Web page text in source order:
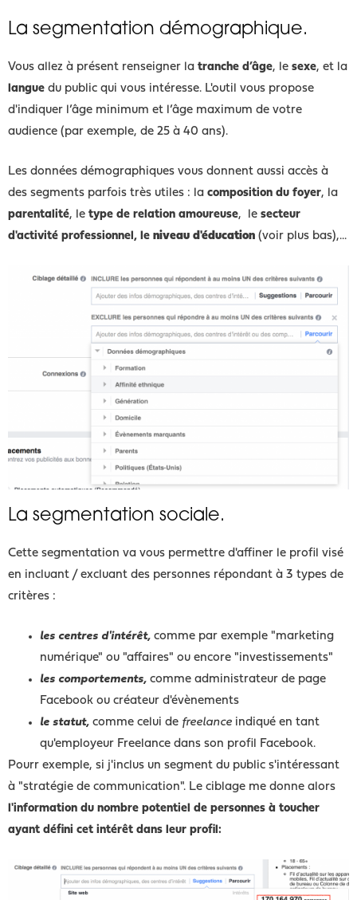
La segmentation démographique.
Vous allez à présent renseigner la tranche d’âge, le sexe, et la
langue du public qui vous intéresse. L'outil vous propose
d'indiquer l’âge minimum et l’âge maximum de votre
audience (par exemple, de 25 à 40 ans).
Les données démographiques vous donnent aussi accès à
des segments parfois très utiles : la composition du foyer, la
parentalité, le type de relation amoureuse, le secteur
d'activité professionnel, le niveau d'éducation (voir plus bas),...
La segmentation sociale.
Cette segmentation va vous permettre d'affiner le profil visé
en incluant / excluant des personnes répondant à 3 types de
critères :
les centres d'intérêt, comme par exemple "marketing
numérique" ou "affaires" ou encore "investissements"
les comportements, comme administrateur de page
Facebook ou créateur d'évènements
le statut, comme celui de freelance indiqué en tant
qu'employeur Freelance dans son profil Facebook.
Pourr exemple, si j'inclus un segment du public s'intéressant
à "stratégie de communication". Le ciblage me donne alors
l'information du nombre potentiel de personnes à toucher
ayant défini cet intérêt dans leur profil: